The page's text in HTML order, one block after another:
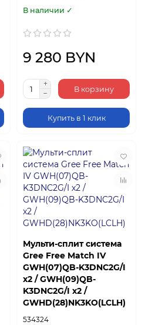
В наличии ✓
9 280 BYN
В корзину
Купить в 1 клик
Мульти-сплит система
Gree Free Match IV
GWH(07)QB-K3DNC2G/I
х2 / GWH(09)QB-
K3DNC2G/I х2 /
GWHD(28)NK3KO(LCLH)
534324